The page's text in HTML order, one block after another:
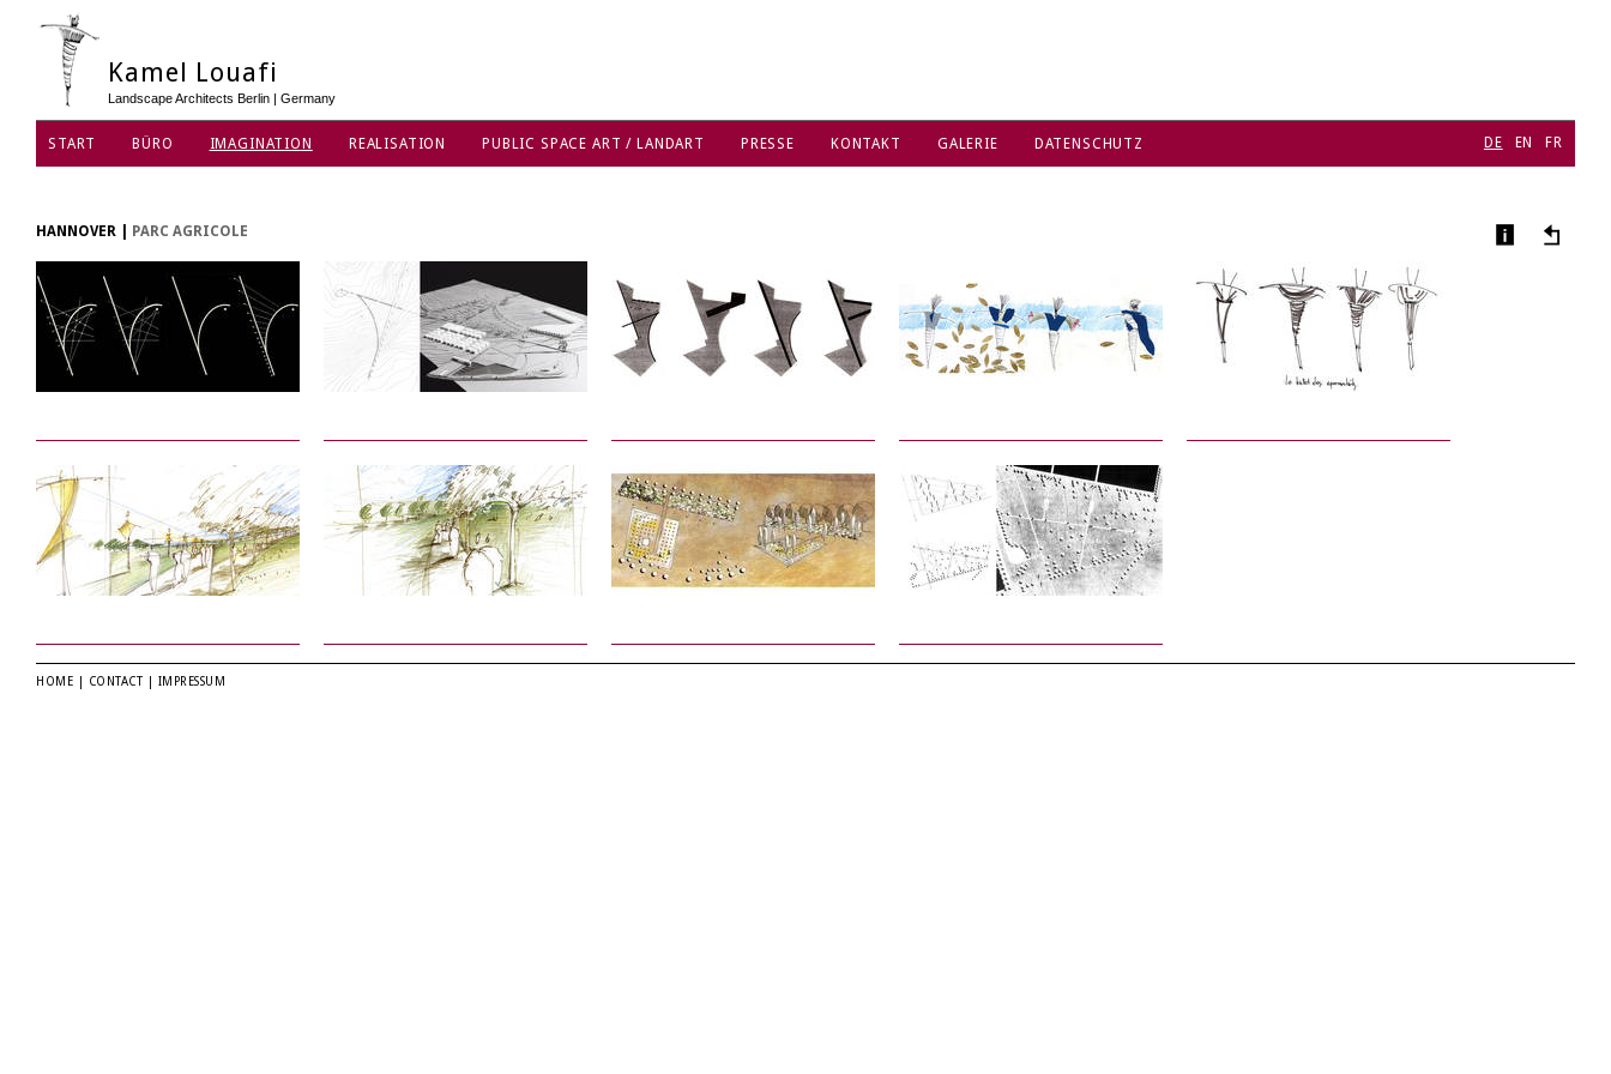
Kamel Louafi
Landscape Architects Berlin | Germany
START BÜRO IMAGINATION REALISATION PUBLIC SPACE ART / LANDART PRESSE KONTAKT GALERIE DATENSCHUTZ DE EN FR
HANNOVER PARC AGRICOLE
HOME CONTACT IMPRESSUM